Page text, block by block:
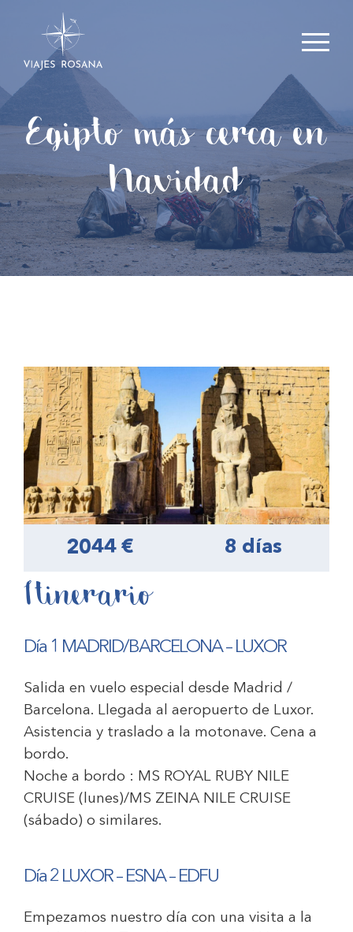
Egipto más cerca en
Navidad
2044 € 8 días
Itinerario
Día 1 MADRID/BARCELONA – LUXOR
Salida en vuelo especial desde Madrid /
Barcelona. Llegada al aeropuerto de Luxor.
Asistencia y traslado a la motonave. Cena a
bordo.
Noche a bordo : MS ROYAL RUBY NILE
CRUISE (lunes)/MS ZEINA NILE CRUISE
(sábado) o similares.
Día 2 LUXOR – ESNA – EDFU
Empezamos nuestro día con una visita a la